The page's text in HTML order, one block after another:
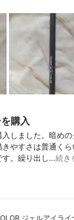
購入
入しました。暗め
きやすさは普通く
す。繰り出し…続き
ジェルアイライ